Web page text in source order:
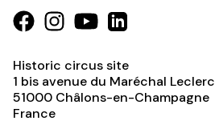
Historic circus site
1 bis avenue du Maréchal Leclerc
51000 Châlons-en-Champagne
France